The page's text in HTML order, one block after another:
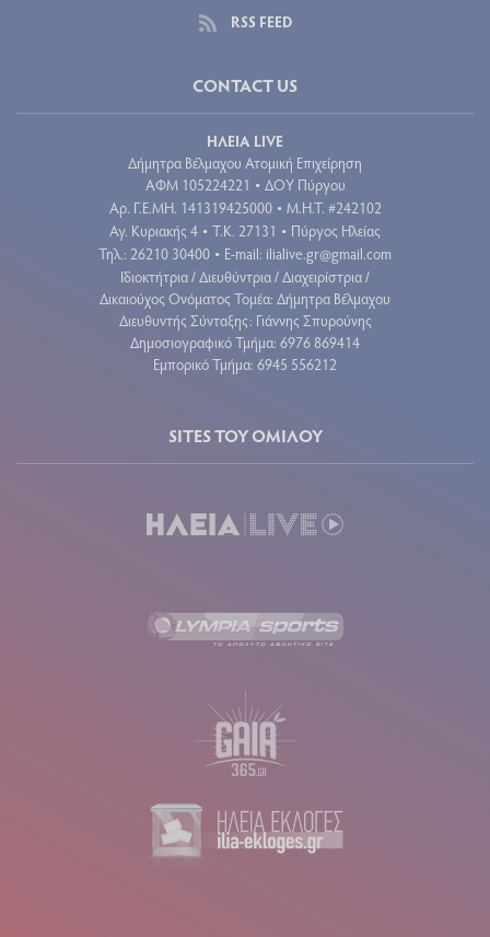
RSS FEED
CONTACT US
ΗΛΕΙΑ LIVE
Δήμητρα Βέλμαχου Ατομική Επιχείρηση
ΑΦΜ 105224221 • ΔΟΥ Πύργου
Aρ. Γ.Ε.ΜΗ. 141319425000 • Μ.Η.Τ. #242102
Αγ. Κυριακής 4 • Τ.Κ. 27131 • Πύργος Ηλείας
Τηλ.: 26210 30400 • E-mail: ilialive.gr@gmail.com
Ιδιοκτήτρια / Διευθύντρια / Διαχειρίστρια /
Δικαιούχος Ονόματος Τομέα: Δήμητρα Βέλμαχου
Διευθυντής Σύνταξης: Γιάννης Σπυρούνης
Δημοσιογραφικό Τμήμα: 6976 869414
Εμπορικό Τμήμα: 6945 556212
SITES ΤΟΥ ΟΜΙΛΟΥ